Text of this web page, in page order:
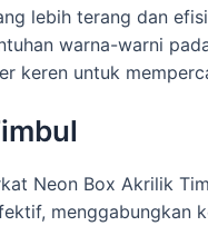
lebih terang dan
warna-warni
keren untuk
Neon Box Akrilik
menggabungkan